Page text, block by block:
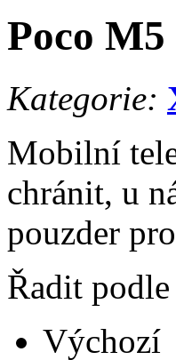
Poco M5
Kategorie:
Mobilní
chránit, u
pouzder
Řadit podle
Výchozí